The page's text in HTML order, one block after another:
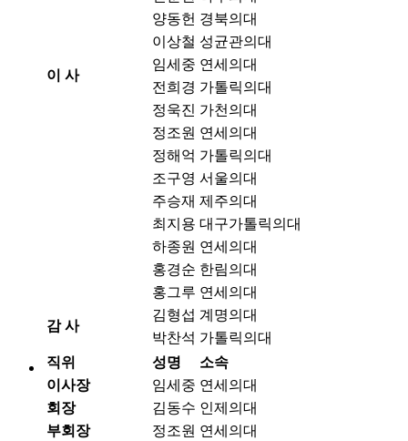
이 사
양동헌 경북의대
이상철 성균관의대
임세중 연세의대
전희경 가톨릭의대
정욱진 가천의대
정조원 연세의대
정해억 가톨릭의대
조구영 서울의대
주승재 제주의대
최지용 대구가톨릭의대
하종원 연세의대
홍경순 한림의대
홍그루 연세의대
감 사
김형섭 계명의대
박찬석 가톨릭의대
직위
성명
소속
이사장
임세중 연세의대
회장
김동수 인제의대
부회장
정조원 연세의대